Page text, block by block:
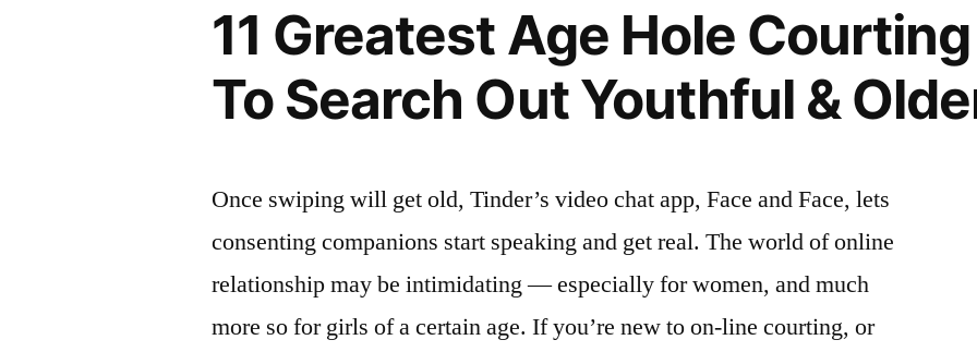
11 Greatest Age Hole
To Search Out Youthful &
Once swiping will get old, Tinder’s video chat app, Face and Face, lets
consenting companions start speaking and get real. The world of online
relationship may be intimidating — especially for women, and much
more so for girls of a certain age. If you’re new to on-line courting, or